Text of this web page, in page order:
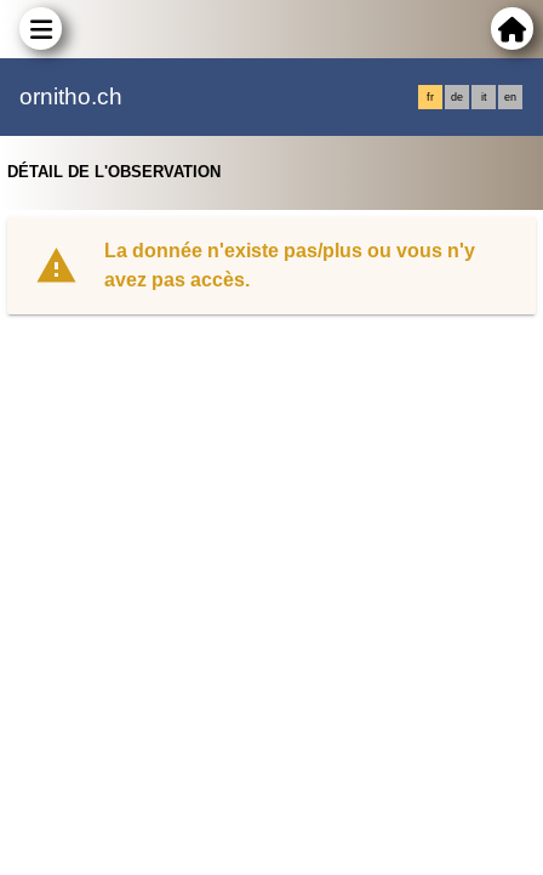
ornitho.ch fr de it en
DÉTAIL DE L'OBSERVATION
La donnée n'existe pas/plus ou vous n'y
avez pas accès.